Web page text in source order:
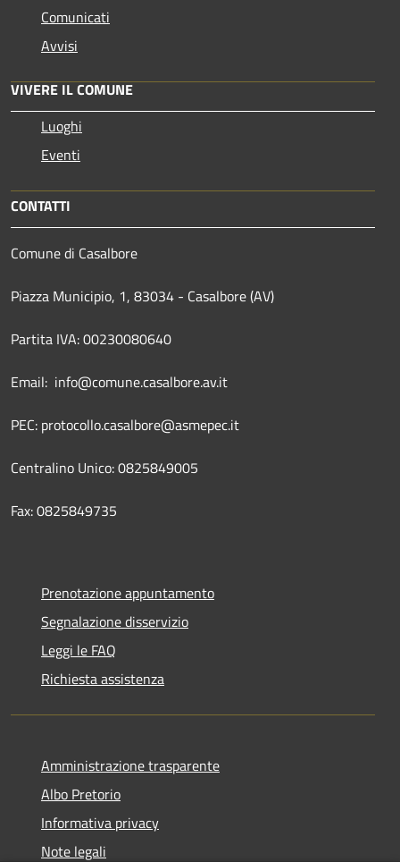
Comunicati
Avvisi
VIVERE IL COMUNE
Luoghi
Eventi
CONTATTI
Comune di Casalbore
Piazza Municipio, 1, 83034 - Casalbore (AV)
Partita IVA: 00230080640
Email: info@comune.casalbore.av.it
PEC: protocollo.casalbore@asmepec.it
Centralino Unico: 0825849005
Fax: 0825849735
Prenotazione appuntamento
Segnalazione disservizio
Leggi le FAQ
Richiesta assistenza
Amministrazione trasparente
Albo Pretorio
Informativa privacy
Note legali